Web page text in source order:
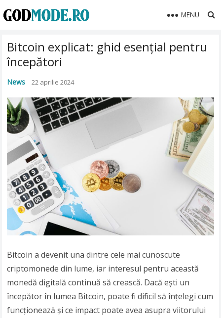
MENU
Bitcoin explicat: ghid esențial pentru
începători
News 22 aprilie 2024
Bitcoin a devenit una dintre cele mai cunoscute
criptomonede din lume, iar interesul pentru această
monedă digitală continuă să crească. Dacă ești un
începător în lumea Bitcoin, poate fi dificil să înțelegi cum
funcționează și ce impact poate avea asupra viitorului